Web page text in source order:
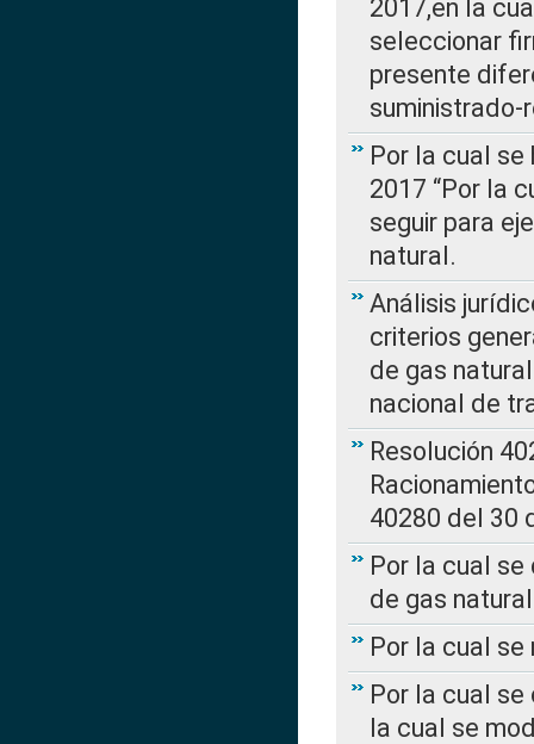
2017,en la
seleccionar
presente
Por la cual se
2017 “Por la
seguir para
natural.
Análisis
criterios
de gas
nacional de
Resolución
40280 del 30
Por la cual
de gas natural
Por la cual se
Por la cual se
la cual se